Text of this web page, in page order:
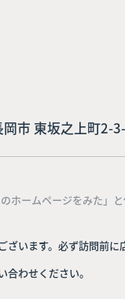
市 東坂之上町2-
ホームページをみた」
います。必ず訪問前に
わせください。